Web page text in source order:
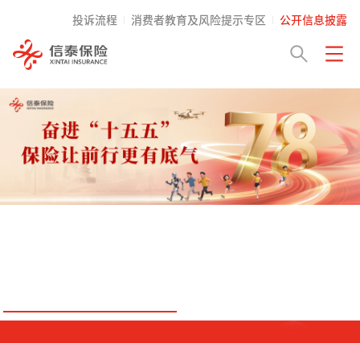
投诉流程 消费者教育及风险提示专区 公开信息披露